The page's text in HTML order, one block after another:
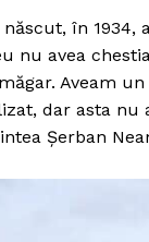
în 1934,
nu avea
Aveam
dar asta
Şerban